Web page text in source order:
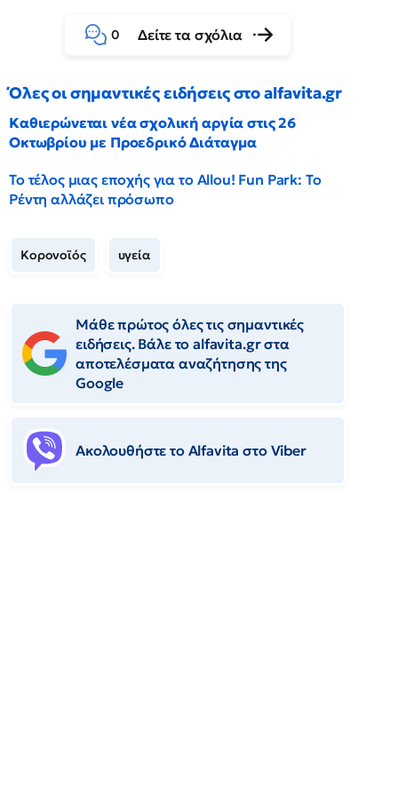
0 Δείτε τα σχόλια
Όλες οι σημαντικές ειδήσεις στο alfavita.gr
Καθιερώνεται νέα σχολική αργία στις 26
Οκτωβρίου με Προεδρικό Διάταγμα
Το τέλος μιας εποχής για το Allou! Fun Park: Το
Ρέντη αλλάζει πρόσωπο
Κορονοϊός υγεία
Μάθε πρώτος όλες τις σημαντικές
ειδήσεις. Βάλε το alfavita.gr στα
αποτελέσματα αναζήτησης της
Google
Ακολουθήστε το Αlfavita στο Viber